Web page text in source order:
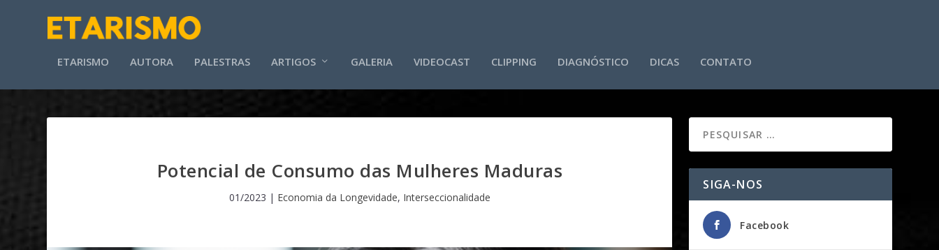
ETARISMO AUTORA PALESTRAS ARTIGOS GALERIA VIDEOCAST CLIPPING DIAGNÓSTICO DICAS CONTATO
Potencial de Consumo das Mulheres Maduras
01/2023 | Economia da Longevidade, Interseccionalidade
SIGA-NOS
Facebook